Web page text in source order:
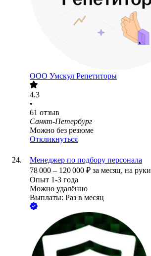
ООО Умскул Репетиторы
4.3
•
61 отзыв
Санкт-Петербург
Можно без резюме
Откликнуться
Менеджер по подбору персонала
78 000 – 120 000 ₽ за месяц, на руки
Опыт 1-3 года
Можно удалённо
Выплаты: Раз в месяц